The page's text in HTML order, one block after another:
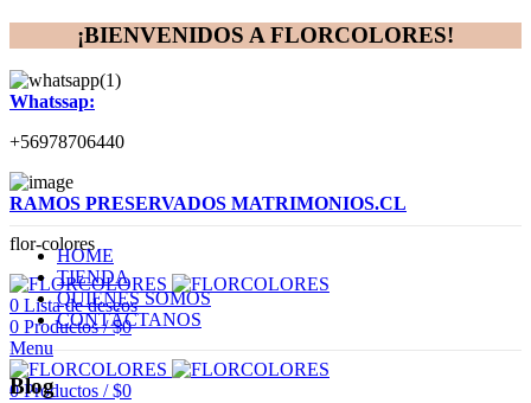
¡BIENVENIDOS A FLORCOLORES!
Whatssap:
+56978706440
RAMOS PRESERVADOS MATRIMONIOS.CL
flor-colores
0 Lista de deseos
0 Productos / $0
Menu
0Productos / $0
HOME
TIENDA
QUIENES SOMOS
CONTÁCTANOS
Blog